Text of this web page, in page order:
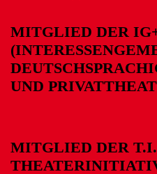
MITGLIED DER
UND
MITGLIED DER